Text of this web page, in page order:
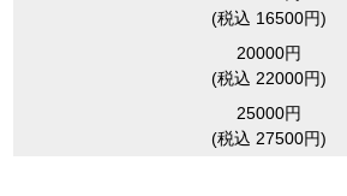
(税込 16500円)
20000円
(税込 22000円)
25000円
(税込 27500円)